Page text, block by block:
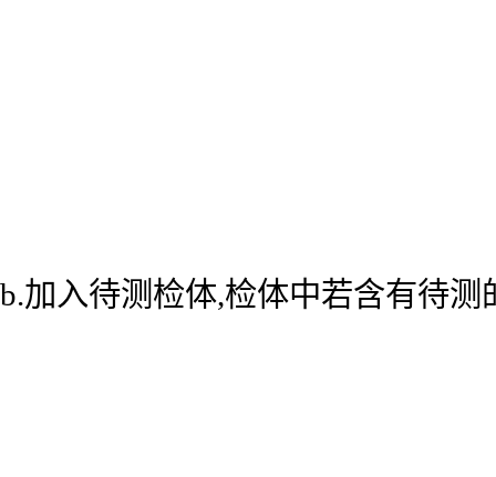
b.加入待测检体,检体中若含有待